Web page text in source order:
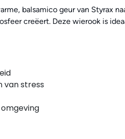
balsamico geur van Styrax
creëert. Deze wierook is
van stress